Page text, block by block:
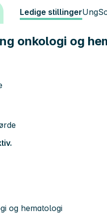
Ledige stillingerUng
onkologi og
og hematologi